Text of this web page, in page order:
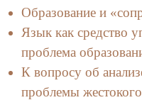
Образование и
Язык как средство
проблема
К вопросу об
проблемы